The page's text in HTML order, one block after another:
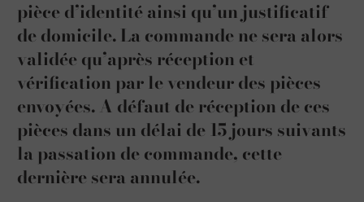
pièce d’identité ainsi qu’un justificatif
de domicile. La commande ne sera alors
validée qu’après réception et
vérification par le vendeur des pièces
envoyées. A défaut de réception de ces
pièces dans un délai de 15 jours suivants
la passation de commande, cette
dernière sera annulée.